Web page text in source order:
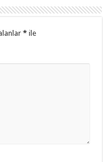
* ile